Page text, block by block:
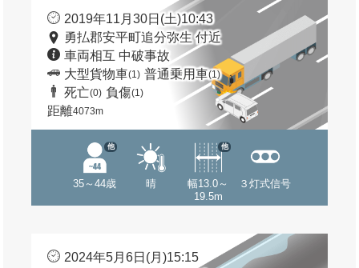
2019年11月30日(土)10:43
勇払郡安平町追分弥生 付近
車両相互 中破事故
大型貨物車(1) 普通乗用車(1)
死亡(0) 負傷(1)
距離4073m
35～44歳
他
晴
幅13.0～
19.5m
他
３灯式信号
2024年5月6日(月)15:15